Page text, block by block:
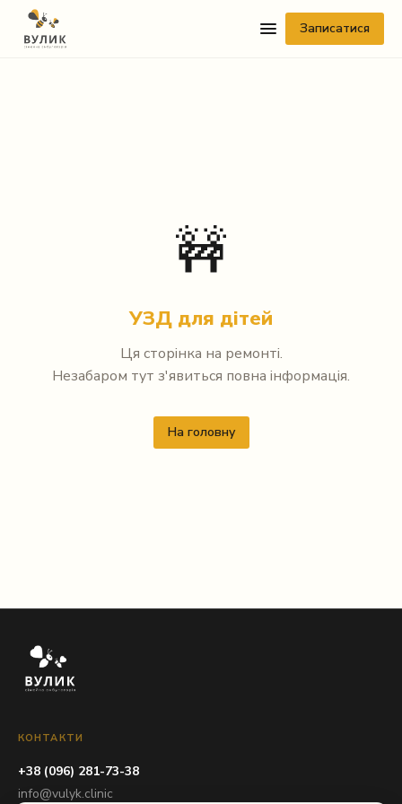
Записатися
🚧
УЗД для дітей
Ця сторінка на ремонті.
Незабаром тут з'явиться повна інформація.
На головну
КОНТАКТИ
+38 (096) 281-73-38
info@vulyk.clinic
Facebook Messenger